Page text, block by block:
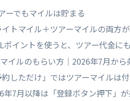
ーでもマイルは貯まる
イトマイル＋ツアーマイルの両方
ポイントを使うと、ツアー代金に
イルのもらい方｜2026年7月から
約しただけ」ではツアーマイルは
年7月以降は「登録ボタン押下」